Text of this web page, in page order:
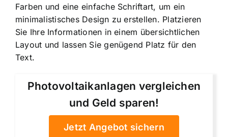
Farben und eine einfache Schriftart, um ein
minimalistisches Design zu erstellen. Platzieren
Sie Ihre Informationen in einem übersichtlichen
Layout und lassen Sie genügend Platz für den
Text.
Photovoltaikanlagen vergleichen
und Geld sparen!
Jetzt Angebot sichern